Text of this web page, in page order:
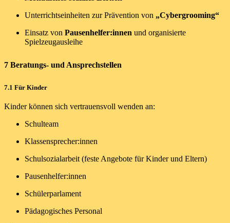
Unterrichtseinheiten zur Prävention von „Cybergrooming“
Einsatz von Pausenhelfer:innen und organisierte
Spielzeugausleihe
7 Beratungs- und Ansprechstellen
7.1 Für Kinder
Kinder können sich vertrauensvoll wenden an:
Schulteam
Klassensprecher:innen
Schulsozialarbeit (feste Angebote für Kinder und Eltern)
Pausenhelfer:innen
Schülerparlament
Pädagogisches Personal